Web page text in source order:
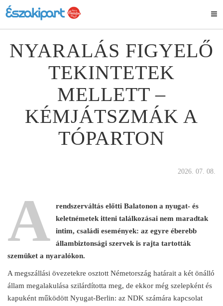
NYARALÁS FIGYELŐ
TEKINTETEK
MELLETT –
KÉMJÁTSZMÁK A
TÓPARTON
2026. 07. 08.
A
rendszerváltás előtti Balatonon a nyugat- és
keletnémetek itteni találkozásai nem maradtak
intim, családi események: az egyre éberebb
állambiztonsági szervek is rajta tartották
szemüket a nyaralókon.
A megszállási övezetekre osztott Németország határait a két önálló
állam megalakulása szilárdította meg, de ekkor még szelepként és
kapuként működött Nyugat-Berlin: az NDK számára kapcsolat